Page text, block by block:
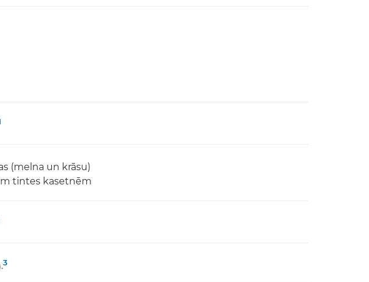
(melna un krāsu)
tintes kasetnēm
3